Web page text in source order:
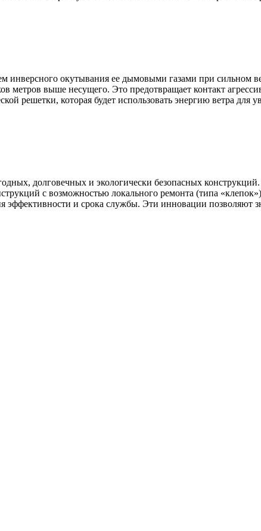
инверсного окутывания ее дымовыми газами при сильном
метров выше несущего. Это предотвращает контакт
решетки, которая будет использовать энергию ветра для
долговечных и экологически безопасных
с возможностью локального ремонта (типа
и срока службы. Эти инновации позволяют